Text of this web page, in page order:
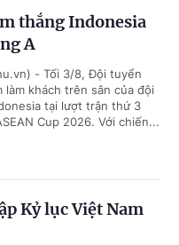
thắng Indonesia
A
- Tối 3/8, Đội tuyển
làm khách trên sân của đội
tại lượt trận thứ 3
Cup 2026. Với chiến...
Kỷ lục Việt Nam